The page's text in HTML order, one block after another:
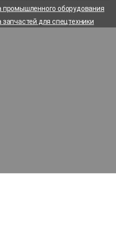
промышленного оборудования
для спецтехники